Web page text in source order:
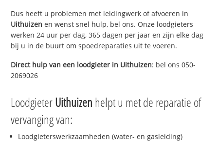
Dus heeft u problemen met leidingwerk of afvoeren in
Uithuizen en wenst snel hulp, bel ons. Onze loodgieters
werken 24 uur per dag, 365 dagen per jaar en zijn elke dag
bij u in de buurt om spoedreparaties uit te voeren.
Direct hulp van een loodgieter in Uithuizen: bel ons 050-
2069026
LoodgieterUithuizen helpt u met de reparatie of
vervanging van:
Loodgieterswerkzaamheden (water- en gasleiding)